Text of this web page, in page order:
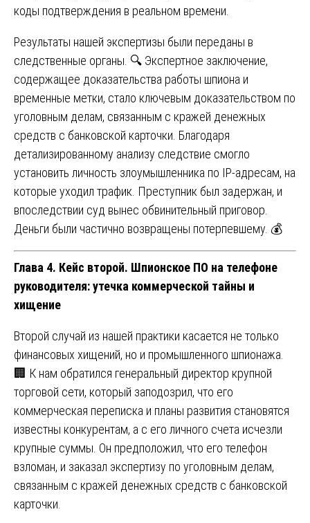
коды подтверждения в реальном времени.
Результаты нашей экспертизы были переданы в
следственные органы. 🔍 Экспертное заключение,
содержащее доказательства работы шпиона и
временные метки, стало ключевым доказательством по
уголовным делам, связанным с кражей денежных
средств с банковской карточки. Благодаря
детализированному анализу следствие смогло
установить личность злоумышленника по IP-адресам, на
которые уходил трафик. Преступник был задержан, и
впоследствии суд вынес обвинительный приговор.
Деньги были частично возвращены потерпевшему. 💰
Глава 4. Кейс второй. Шпионское ПО на телефоне
руководителя: утечка коммерческой тайны и
хищение
Второй случай из нашей практики касается не только
финансовых хищений, но и промышленного шпионажа.
🏢 К нам обратился генеральный директор крупной
торговой сети, который заподозрил, что его
коммерческая переписка и планы развития становятся
известны конкурентам, а с его личного счета исчезли
крупные суммы. Он предположил, что его телефон
взломан, и заказал экспертизу по уголовным делам,
связанным с кражей денежных средств с банковской
карточки.